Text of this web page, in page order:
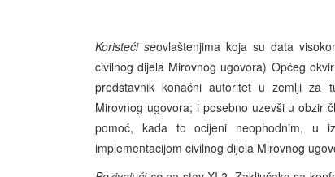
Koristeći seovlaštenjima koja su data
civilnog dijela Mirovnog ugovora) Općeg
predstavnik konačni autoritet u zemlji za
Mirovnog ugovora; i posebno uzevši u obzir
pomoć, kada to ocijeni neophodnim, u
implementacijom civilnog dijela Mirovnog